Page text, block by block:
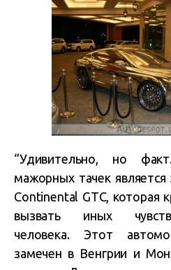
“Удивительно, но
мажорных тачек
Continental GTC, которая
вызвать иных
человека. Этот
замечен в Венгрии и